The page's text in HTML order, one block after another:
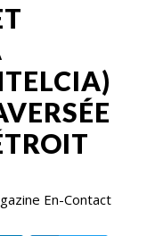
En-Contact